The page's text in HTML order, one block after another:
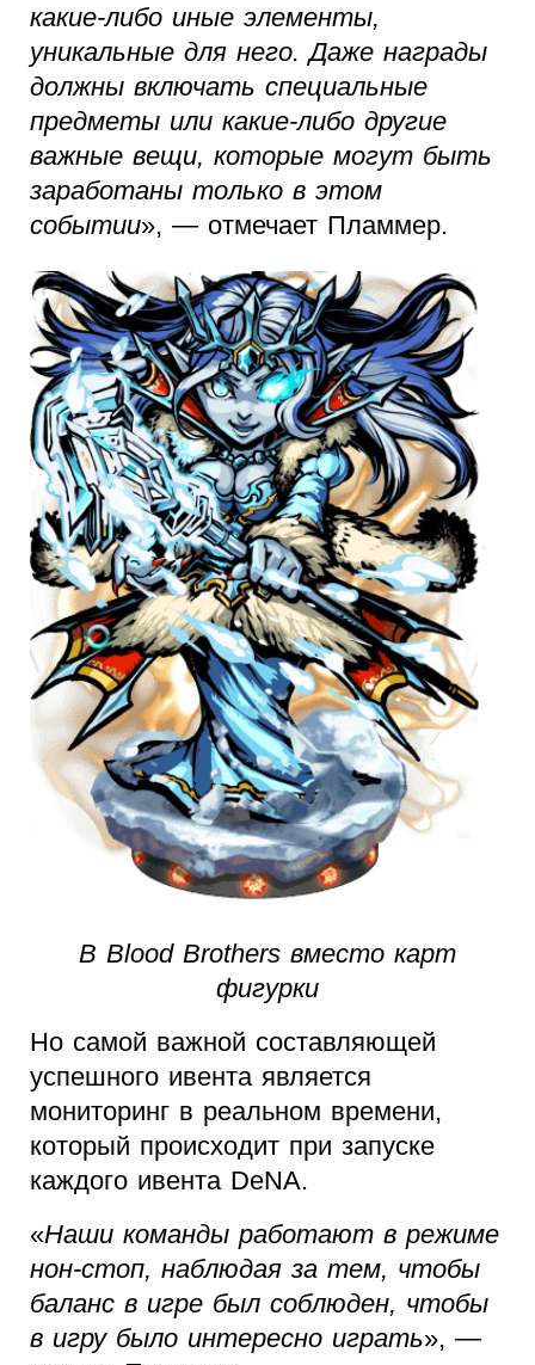
какие-либо иные элементы,
уникальные для него. Даже награды
должны включать специальные
предметы или какие-либо другие
важные вещи, которые могут быть
заработаны только в этом
событии», — отмечает Пламмер.
В Blood Brothers вместо карт
фигурки
Но самой важной составляющей
успешного ивента является
мониторинг в реальном времени,
который происходит при запуске
каждого ивента DeNA.
«Наши команды работают в режиме
нон-стоп, наблюдая за тем, чтобы
баланс в игре был соблюден, чтобы
в игру было интересно играть», —